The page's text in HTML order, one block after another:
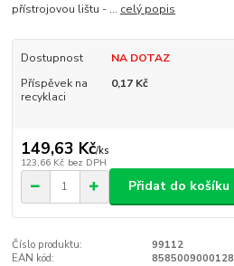
přístrojovou lištu - ... celý popis
Dostupnost
NA DOTAZ
Příspěvek na
recyklaci
0,17 Kč
149,63 Kč/ks
123,66 Kč bez DPH
Přidat do košíku
Číslo produktu:
99112
EAN kód:
8585009000128